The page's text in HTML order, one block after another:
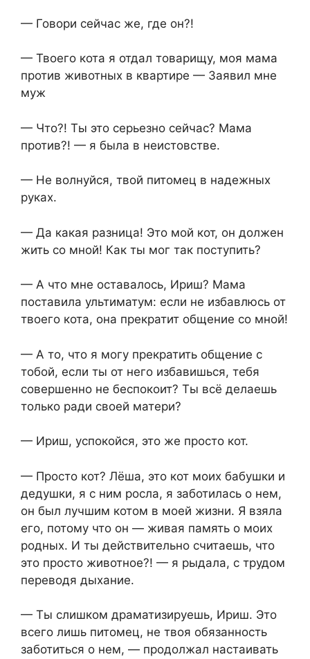
— Говори сейчас же, где он?!
— Твоего кота я отдал товарищу, моя мама
против животных в квартире — Заявил мне
муж
— Что?! Ты это серьезно сейчас? Мама
против?! — я была в неистовстве.
— Не волнуйся, твой питомец в надежных
руках.
— Да какая разница! Это мой кот, он должен
жить со мной! Как ты мог так поступить?
— А что мне оставалось, Ириш? Мама
поставила ультиматум: если не избавлюсь от
твоего кота, она прекратит общение со мной!
— А то, что я могу прекратить общение с
тобой, если ты от него избавишься, тебя
совершенно не беспокоит? Ты всё делаешь
только ради своей матери?
— Ириш, успокойся, это же просто кот.
— Просто кот? Лёша, это кот моих бабушки и
дедушки, я с ним росла, я заботилась о нем,
он был лучшим котом в моей жизни. Я взяла
его, потому что он — живая память о моих
родных. И ты действительно считаешь, что
это просто животное?! — я рыдала, с трудом
переводя дыхание.
— Ты слишком драматизируешь, Ириш. Это
всего лишь питомец, не твоя обязанность
заботиться о нем, — продолжал настаивать